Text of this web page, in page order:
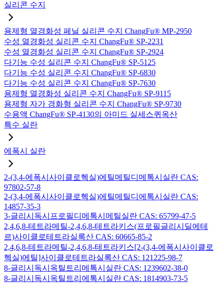
실리콘 수지
용제형 열경화성 페닐 실리콘 수지 ChangFu® MP-2950
수성 열경화성 실리콘 수지 ChangFu® SP-2231
수성 열경화성 실리콘 수지 ChangFu® SP-2924
다기능 수성 실리콘 수지 ChangFu® SP-5125
다기능 수성 실리콘 수지 ChangFu® SP-6830
다기능 수성 실리콘 수지 ChangFu® SP-7630
용제형 열경화성 실리콘 수지 ChangFu® SP-9115
용제형 자가 경화형 실리콘 수지 ChangFu® SP-9730
수용액 ChangFu® SP-4130의 아미드 실세스퀴옥산
특수 실란
에폭시 실란
2-(3,4-에폭시사이클로헥실)에틸메틸디메톡시실란 CAS:
97802-57-8
2-(3,4-에폭시사이클로헥실)에틸메틸디에톡시실란 CAS:
14857-35-3
3-글리시독시프로필디메톡시메틸실란 CAS: 65799-47-5
2,4,6,8-테트라메틸-2,4,6,8-테트라키스(프로필글리시딜에테
르)사이클로테트라실록산 CAS: 60665-85-2
2,4,6,8-테트라메틸-2,4,6,8-테트라키스[2-(3,4-에폭시사이클로
헥실)에틸]사이클로테트라실록산 CAS: 121225-98-7
8-글리시독시옥틸트리메톡시실란 CAS: 1239602-38-0
8-글리시독시옥틸트리에톡시실란 CAS: 1814903-73-5